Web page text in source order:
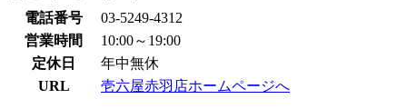
電話番号
03-5249-4312
営業時間
10:00～19:00
定休日
年中無休
URL
壱六屋赤羽店ホームページへ